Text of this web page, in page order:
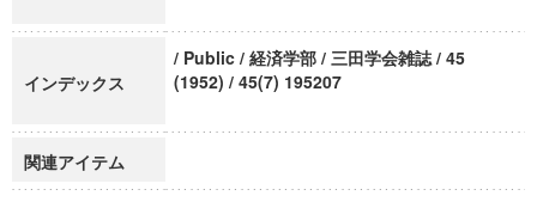
インデックス
/ Public / 経済学部 / 三田学会雑誌 / 45
(1952) / 45(7) 195207
関連アイテム